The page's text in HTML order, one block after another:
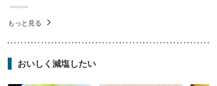
もっと見る
おいしく減塩したい